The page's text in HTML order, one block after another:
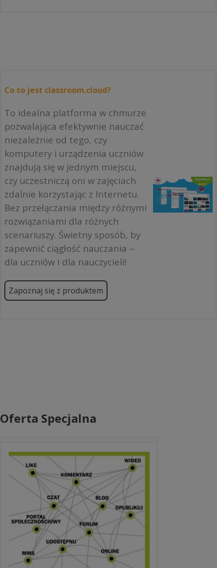
Co to jest classroom.cloud?
To idealna platforma w chmurze
pozwalająca efektywnie nauczać
niezależnie od tego, czy
komputery i urządzenia uczniów
znajdują się w jednym miejscu,
czy uczestniczą oni w zajęciach
zdalnie korzystając z Internetu.
Bez przełączania między różnymi
rozwiązaniami dla różnych
scenariuszy. Świetny sposób, by
zapewnić ciągłość nauczania –
dla uczniów i dla nauczycieli!
Zapoznaj się z produktem
Oferta Specjalna